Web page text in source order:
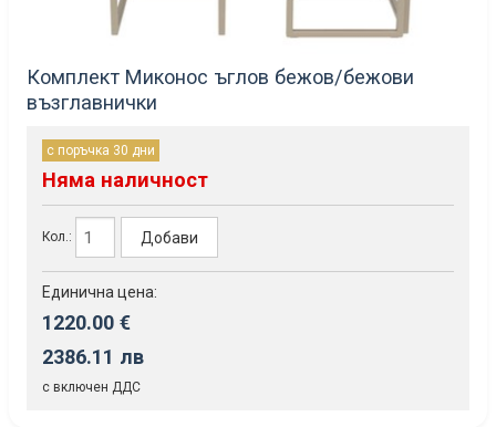
Комплект Миконос ъглов бежов/бежови
възглавнички
с поръчка 30 дни
Няма наличност
Кол.: Добави
Единична цена:
1220.00 €
2386.11 лв
с включен ДДС